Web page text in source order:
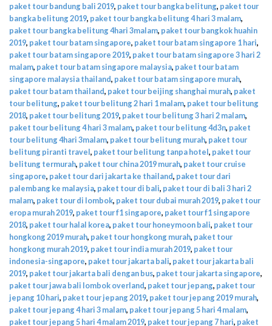
paket tour bandung bali 2019, paket tour bangka belitung, paket tour
bangka belitung 2019, paket tour bangka belitung 4 hari 3 malam,
paket tour bangka belitung 4hari 3malam, paket tour bangkok huahin
2019, paket tour batam singapore, paket tour batam singapore 1 hari,
paket tour batam singapore 2019, paket tour batam singapore 3 hari 2
malam, paket tour batam singapore malaysia, paket tour batam
singapore malaysia thailand, paket tour batam singapore murah,
paket tour batam thailand, paket tour beijing shanghai murah, paket
tour belitung, paket tour belitung 2 hari 1 malam, paket tour belitung
2018, paket tour belitung 2019, paket tour belitung 3 hari 2 malam,
paket tour belitung 4 hari 3 malam, paket tour belitung 4d3n, paket
tour belitung 4hari 3malam, paket tour belitung murah, paket tour
belitung piranti travel, paket tour belitung tanpa hotel, paket tour
belitung termurah, paket tour china 2019 murah, paket tour cruise
singapore, paket tour dari jakarta ke thailand, paket tour dari
palembang ke malaysia, paket tour di bali, paket tour di bali 3 hari 2
malam, paket tour di lombok, paket tour dubai murah 2019, paket tour
eropa murah 2019, paket tour f1 singapore, paket tour f1 singapore
2018, paket tour halal korea, paket tour honeymoon bali, paket tour
hongkong 2019 murah, paket tour hongkong murah, paket tour
hongkong murah 2019, paket tour india murah 2019, paket tour
indonesia-singapore, paket tour jakarta bali, paket tour jakarta bali
2019, paket tour jakarta bali dengan bus, paket tour jakarta singapore,
paket tour jawa bali lombok overland, paket tour jepang, paket tour
jepang 10 hari, paket tour jepang 2019, paket tour jepang 2019 murah,
paket tour jepang 4 hari 3 malam, paket tour jepang 5 hari 4 malam,
paket tour jepang 5 hari 4 malam 2019, paket tour jepang 7 hari, paket